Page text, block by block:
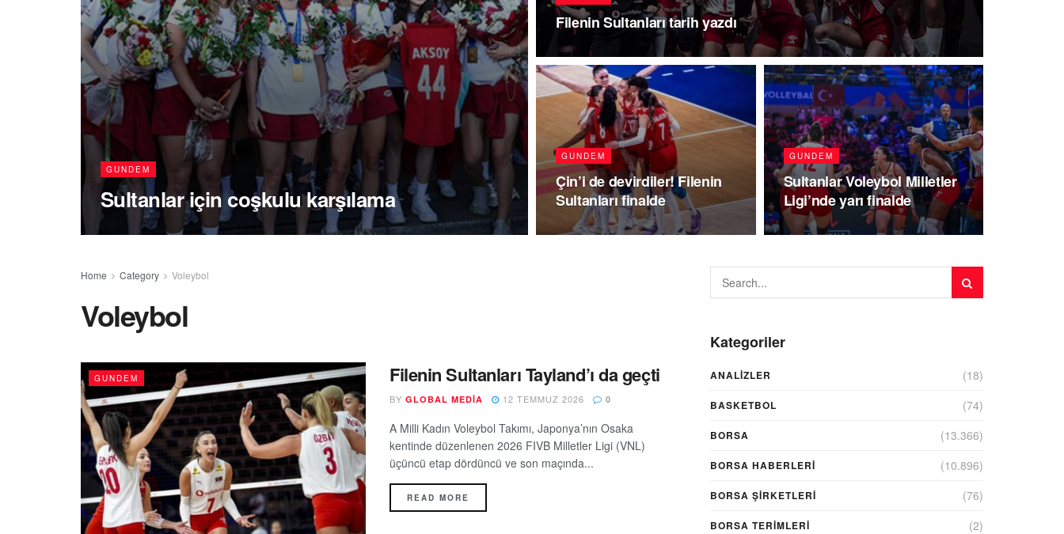
GUNDEM
Sultanlar için coşkulu karşılama
Filenin Sultanları tarih yazdı
GUNDEM
Çin’i de devirdiler! Filenin
Sultanları finalde
GUNDEM
Sultanlar Voleybol Milletler
Ligi’nde yarı finalde
Home Category Voleybol
Voleybol
GUNDEM Filenin Sultanları Tayland’ı da geçti
BY GLOBAL MEDIA 12 TEMMUZ 2026 0
A Milli Kadın Voleybol Takımı, Japonya’nın Osaka
kentinde düzenlenen 2026 FIVB Milletler Ligi (VNL)
üçüncü etap dördüncü ve son maçında...
READ MORE
Kategoriler
ANALIZLER (18)
BASKETBOL (74)
BORSA (13.366)
BORSA HABERLERI (10.896)
BORSA ŞIRKETLERI (76)
BORSA TERIMLERI (2)